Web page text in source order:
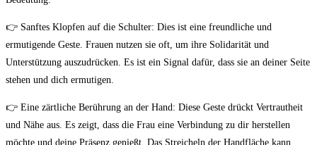
👉 Sanftes Klopfen auf die Schulter: Dies ist eine freundliche und
ermutigende Geste. Frauen nutzen sie oft, um ihre Solidarität und
Unterstützung auszudrücken. Es ist ein Signal dafür, dass sie an deiner Seite
stehen und dich ermutigen.
👉 Eine zärtliche Berührung an der Hand: Diese Geste drückt Vertrautheit
und Nähe aus. Es zeigt, dass die Frau eine Verbindung zu dir herstellen
möchte und deine Präsenz genießt. Das Streicheln der Handfläche kann